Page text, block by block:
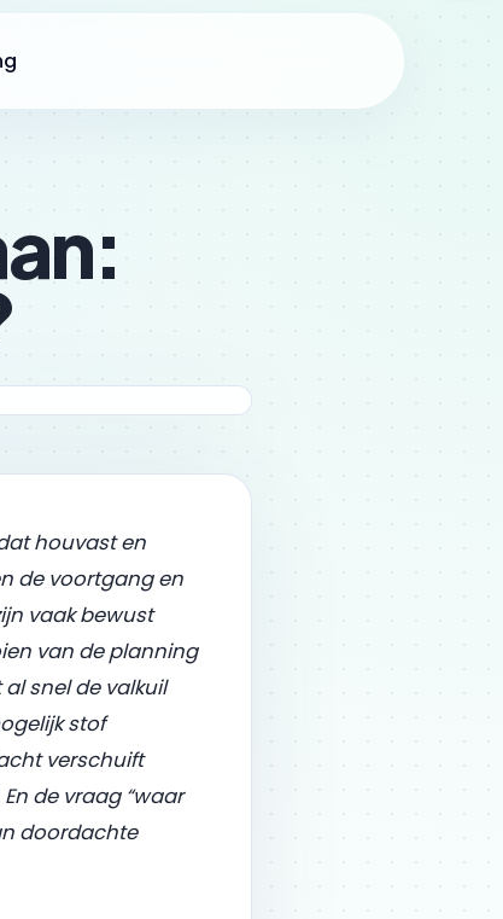
houvast en
de voortgang en
vaak bewust
van de planning
snel de valkuil
stof
verschuift
de vraag “waar
doordachte